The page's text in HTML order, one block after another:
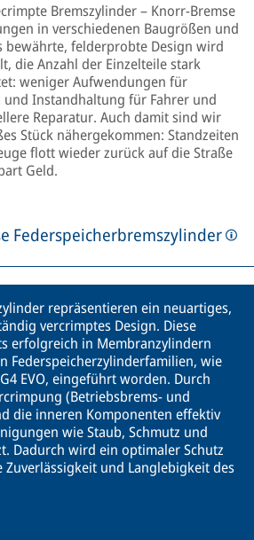
Bremszylinder – Knorr-Bremse
in verschiedenen Baugrößen und
bewährte, felderprobte Design wird
die Anzahl der Einzelteile stark
weniger Aufwendungen für
und Instandhaltung für Fahrer und
Reparatur. Auch damit sind wir
Stück nähergekommen: Standzeiten
flott wieder zurück auf die Straße
Geld.
Federspeicherbremszylinder
repräsentieren ein neuartiges,
vercrimptes Design. Diese
erfolgreich in Membranzylindern
Federspeicherzylinderfamilien, wie
EVO, eingeführt worden. Durch
(Betriebsbrems- und
die inneren Komponenten effektiv
wie Staub, Schmutz und
Dadurch wird ein optimaler Schutz
und Langlebigkeit des